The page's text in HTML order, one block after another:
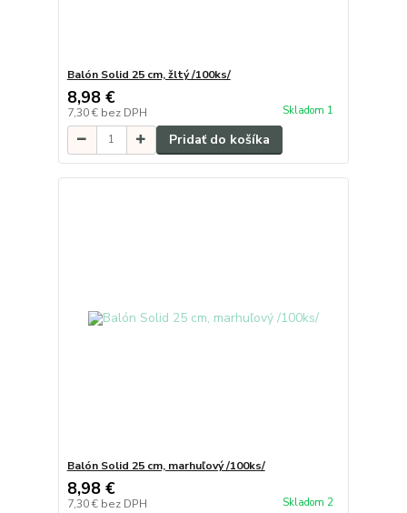
Balón Solid 25 cm, žltý /100ks/
8,98 €
7,30 € bez DPH Skladom 1
Pridať do košíka
Balón Solid 25 cm, marhuľový /100ks/
8,98 €
7,30 € bez DPH Skladom 2